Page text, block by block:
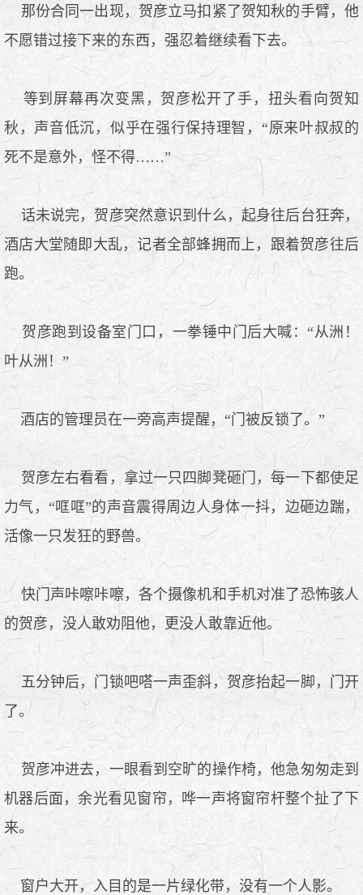
那份合同一出现，贺彦立马扣紧了贺知秋的手臂，他
不愿错过接下来的东西，强忍着继续看下去。
等到屏幕再次变黑，贺彦松开了手，扭头看向贺知
秋，声音低沉，似乎在强行保持理智，“原来叶叔叔的
死不是意外，怪不得……”
话未说完，贺彦突然意识到什么，起身往后台狂奔，
酒店大堂随即大乱，记者全部蜂拥而上，跟着贺彦往后
跑。
贺彦跑到设备室门口，一拳锤中门后大喊：“从洲！
叶从洲！”
酒店的管理员在一旁高声提醒，“门被反锁了。”
贺彦左右看看，拿过一只四脚凳砸门，每一下都使足
力气，“哐哐”的声音震得周边人身体一抖，边砸边踹，
活像一只发狂的野兽。
快门声咔嚓咔嚓，各个摄像机和手机对准了恐怖骇人
的贺彦，没人敢劝阻他，更没人敢靠近他。
五分钟后，门锁吧嗒一声歪斜，贺彦抬起一脚，门开
了。
贺彦冲进去，一眼看到空旷的操作椅，他急匆匆走到
机器后面，余光看见窗帘，哗一声将窗帘杆整个扯了下
来。
窗户大开，入目的是一片绿化带，没有一个人影。